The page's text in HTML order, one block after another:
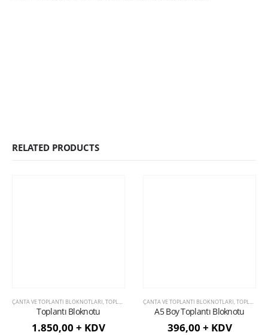
RELATED PRODUCTS
ÇANTA VE TOPLANTI BLOKNOTLARI,TOPLANTI BLOKNOTLARI
Toplantı Bloknotu
1.850,00 + KDV
ÇANTA VE TOPLANTI BLOKNOTLARI,TOPLANTI BLOKNOTLARI
A5 Boy Toplantı Bloknotu
396,00 + KDV